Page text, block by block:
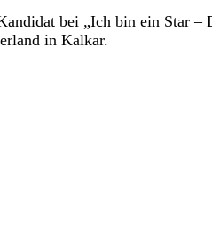
bei „Ich bin ein Star
in Kalkar.